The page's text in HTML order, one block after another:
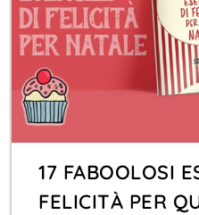
17 FABOOLOSI
FELICITÀ PER